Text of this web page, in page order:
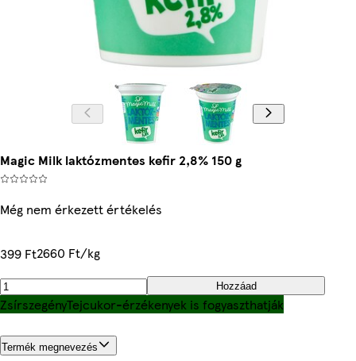
Magic Milk laktózmentes kefir 2,8% 150 g
Még nem érkezett értékelés
399 Ft2660 Ft/kg
Hozzáad
ZsírszegényTejcukor-érzékenyek is fogyaszthatják
Termék megnevezés